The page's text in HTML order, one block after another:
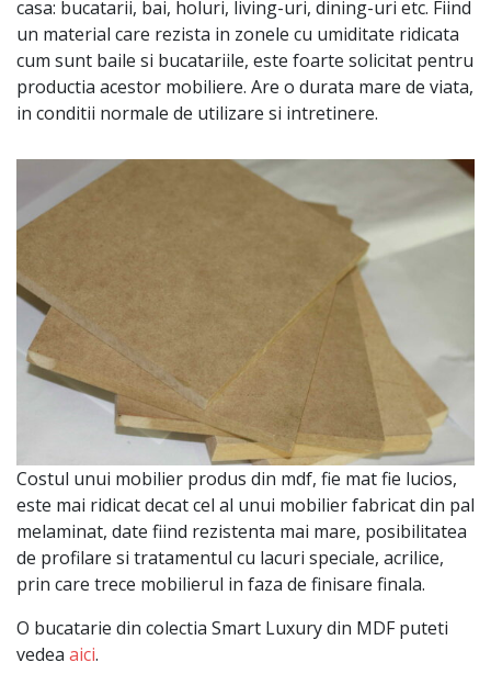
casa: bucatarii, bai, holuri, living-uri, dining-uri etc. Fiind
un material care rezista in zonele cu umiditate ridicata
cum sunt baile si bucatariile, este foarte solicitat pentru
productia acestor mobiliere. Are o durata mare de viata,
in conditii normale de utilizare si intretinere.
Costul unui mobilier produs din mdf, fie mat fie lucios,
este mai ridicat decat cel al unui mobilier fabricat din pal
melaminat, date fiind rezistenta mai mare, posibilitatea
de profilare si tratamentul cu lacuri speciale, acrilice,
prin care trece mobilierul in faza de finisare finala.
O bucatarie din colectia Smart Luxury din MDF puteti
vedea aici.